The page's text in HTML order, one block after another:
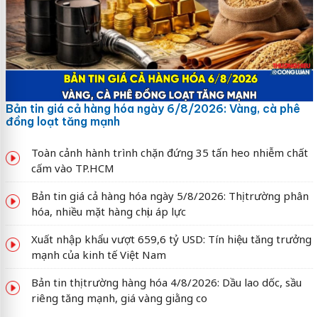
Bản tin giá cả hàng hóa ngày 6/8/2026: Vàng, cà phê
đồng loạt tăng mạnh
Toàn cảnh hành trình chặn đứng 35 tấn heo nhiễm chất
cấm vào TP.HCM
Bản tin giá cả hàng hóa ngày 5/8/2026: Thị trường phân
hóa, nhiều mặt hàng chịu áp lực
Xuất nhập khẩu vượt 659,6 tỷ USD: Tín hiệu tăng trưởng
mạnh của kinh tế Việt Nam
Bản tin thị trường hàng hóa 4/8/2026: Dầu lao dốc, sầu
riêng tăng mạnh, giá vàng giằng co